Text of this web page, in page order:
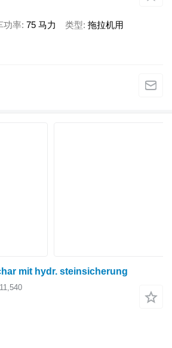
功率 75 马力 类型 拖拉机用
mit hydr. steinsicherung